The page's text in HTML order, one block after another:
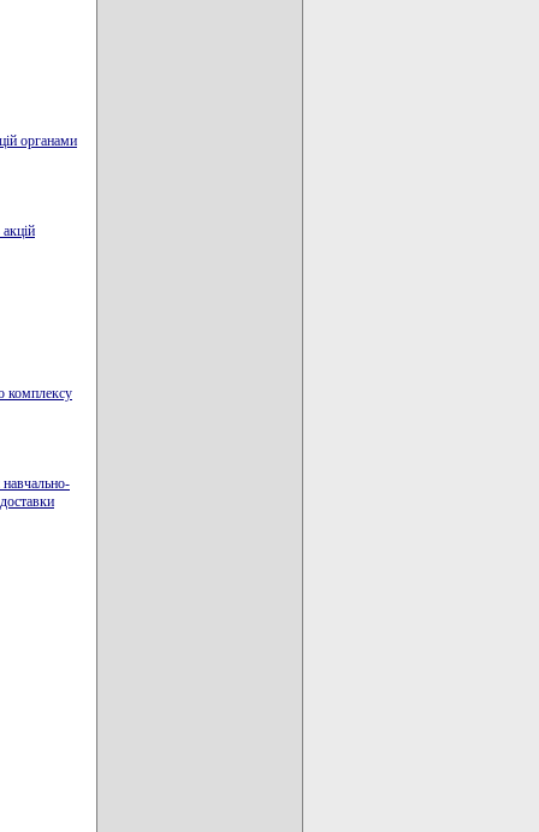
органами
комплексу
навчально-